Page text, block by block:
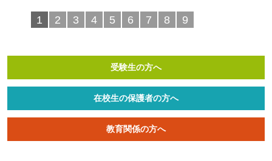
1 2 3 4 5 6 7 8 9
受験生の方へ
在校生の保護者の方へ
教育関係の方へ